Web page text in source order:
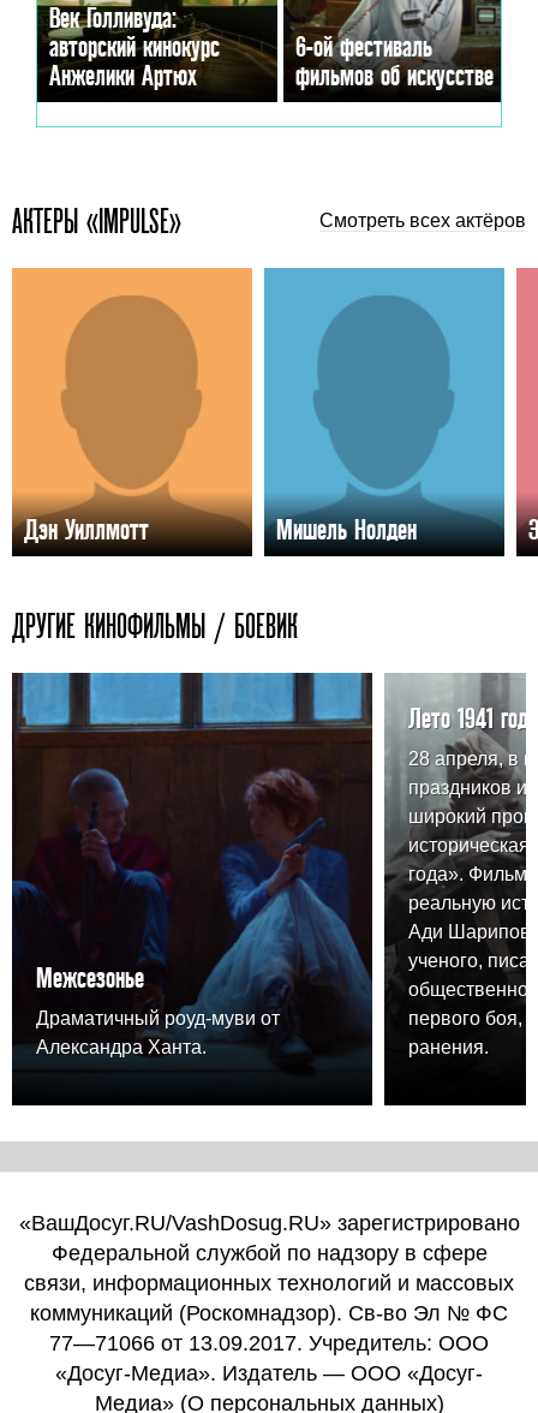
Век Голливуда:
авторский кинокурс
Анжелики Артюх
6-ой фестиваль
фильмов об искусстве
АКТЕРЫ «IMPULSE» Смотреть всех актёров
Дэн Уиллмотт Мишель Нолден
ДРУГИЕ КИНОФИЛЬМЫ / БОЕВИК
Межсезонье
Драматичный роуд-муви от
Александра Ханта.
Лето 1941 года
28 апреля, в
праздников
широкий
года». Фильм
реальную
Ади
ученого,
первого боя,
ранения.
«ВашДосуг.RU/VashDosug.RU» зарегистрировано
Федеральной службой по надзору в сфере
связи, информационных технологий и массовых
коммуникаций (Роскомнадзор). Св-во Эл № ФС
77—71066 от 13.09.2017. Учредитель: ООО
«Досуг-Медиа». Издатель — ООО «Досуг-
Медиа» (О персональных данных)